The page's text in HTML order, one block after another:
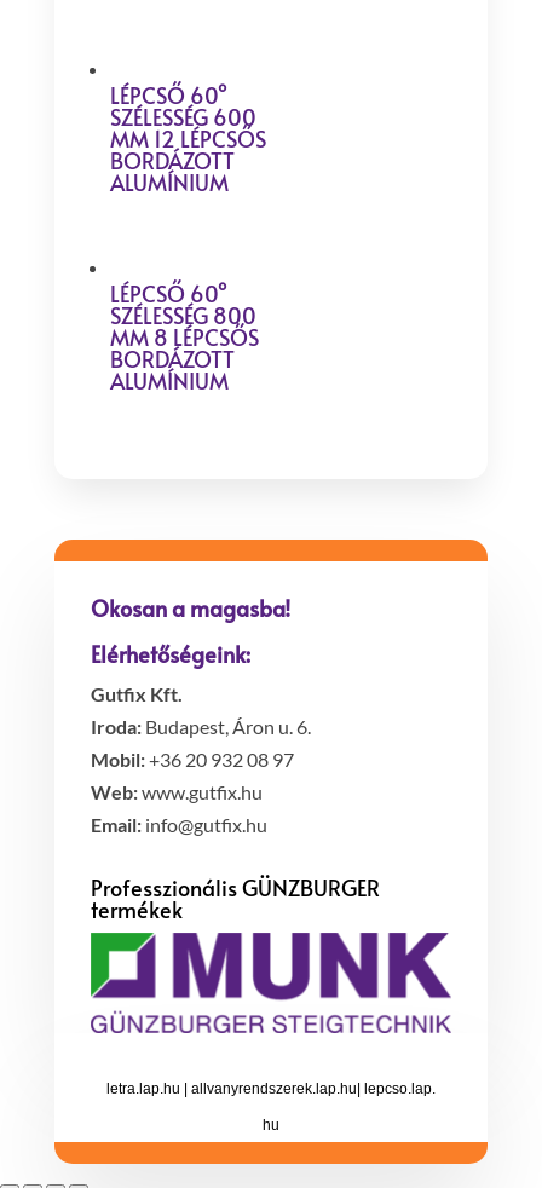
LÉPCSŐ 60°
SZÉLESSÉG 600
MM 12 LÉPCSŐS
BORDÁZOTT
ALUMÍNIUM
LÉPCSŐ 60°
SZÉLESSÉG 800
MM 8 LÉPCSŐS
BORDÁZOTT
ALUMÍNIUM
Okosan a magasba!
Elérhetőségeink:
Gutfix Kft.
Iroda:Budapest, Áron u. 6.
Mobil:+36 20 932 08 97
Web:www.gutfix.hu
Email: info@gutfix.hu
Professzionális GÜNZBURGER
termékek
letra.lap.hu allvanyrendszerek.lap.hu lepcso.lap.
hu